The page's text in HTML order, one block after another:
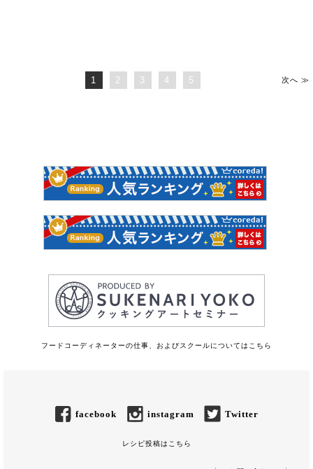
1 2 3 4 5 次へ ≫
フードコーディネーターの仕事、およびスクールについてはこちら
facebook instagram Twitter
レシピ投稿はこちら